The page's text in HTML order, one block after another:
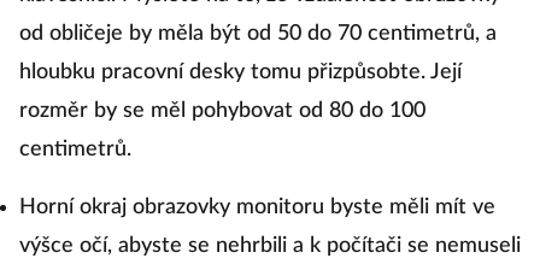
od obličeje by měla být od 50 do 70 centimetrů, a
hloubku pracovní desky tomu přizpůsobte. Její
rozměr by se měl pohybovat od 80 do 100
centimetrů.
Horní okraj obrazovky monitoru byste měli mít ve
výšce očí, abyste se nehrbili a k počítači se nemuseli